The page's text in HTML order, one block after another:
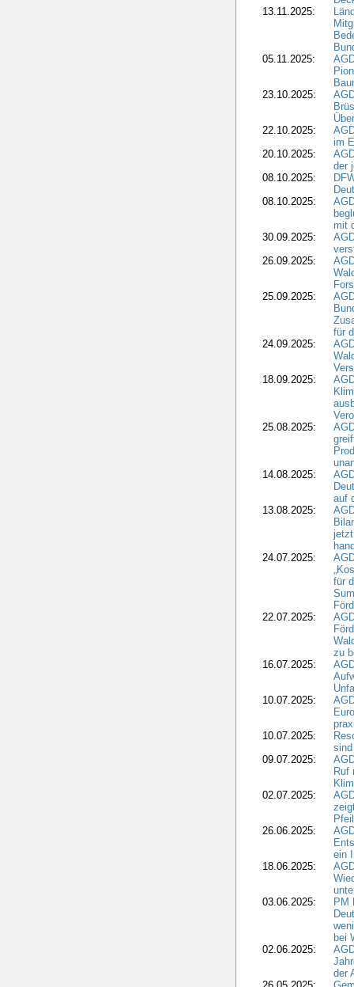
13.11.2025:
05.11.2025:
23.10.2025:
22.10.2025:
im
20.10.2025:
der
08.10.2025:
08.10.2025:
mit
30.09.2025:
26.09.2025:
25.09.2025:
für
24.09.2025:
18.09.2025:
25.08.2025:
14.08.2025:
auf
13.08.2025:
24.07.2025:
für
22.07.2025:
zu
16.07.2025:
10.07.2025:
10.07.2025:
09.07.2025:
Ruf
02.07.2025:
26.06.2025:
ein
18.06.2025:
03.06.2025:
PM
bei
02.06.2025:
der